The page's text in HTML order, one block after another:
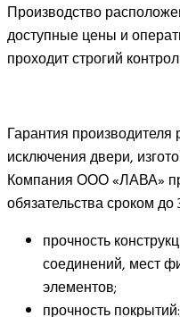
Производство
доступные цены и
проходит строгий
Гарантия производителя
исключения двери,
Компания ООО «ЛАВА»
обязательства сроком
прочность
соединений, мест
элементов;
прочность